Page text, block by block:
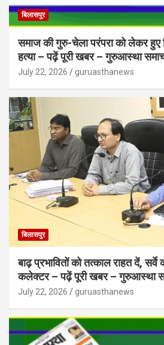
बिलासपुर
समाज की गुरु-चेला परंपरा को लेकर हुए
हत्या – पढ़ें पूरी खबर – गुरुआस्था
July 22, 2026 guruasthanews
बिलासपुर
बाढ़ प्रभावितों को तत्काल राहत दें,
कलेक्टर – पढ़ें पूरी खबर – गुरुआस्था
July 22, 2026 guruasthanews